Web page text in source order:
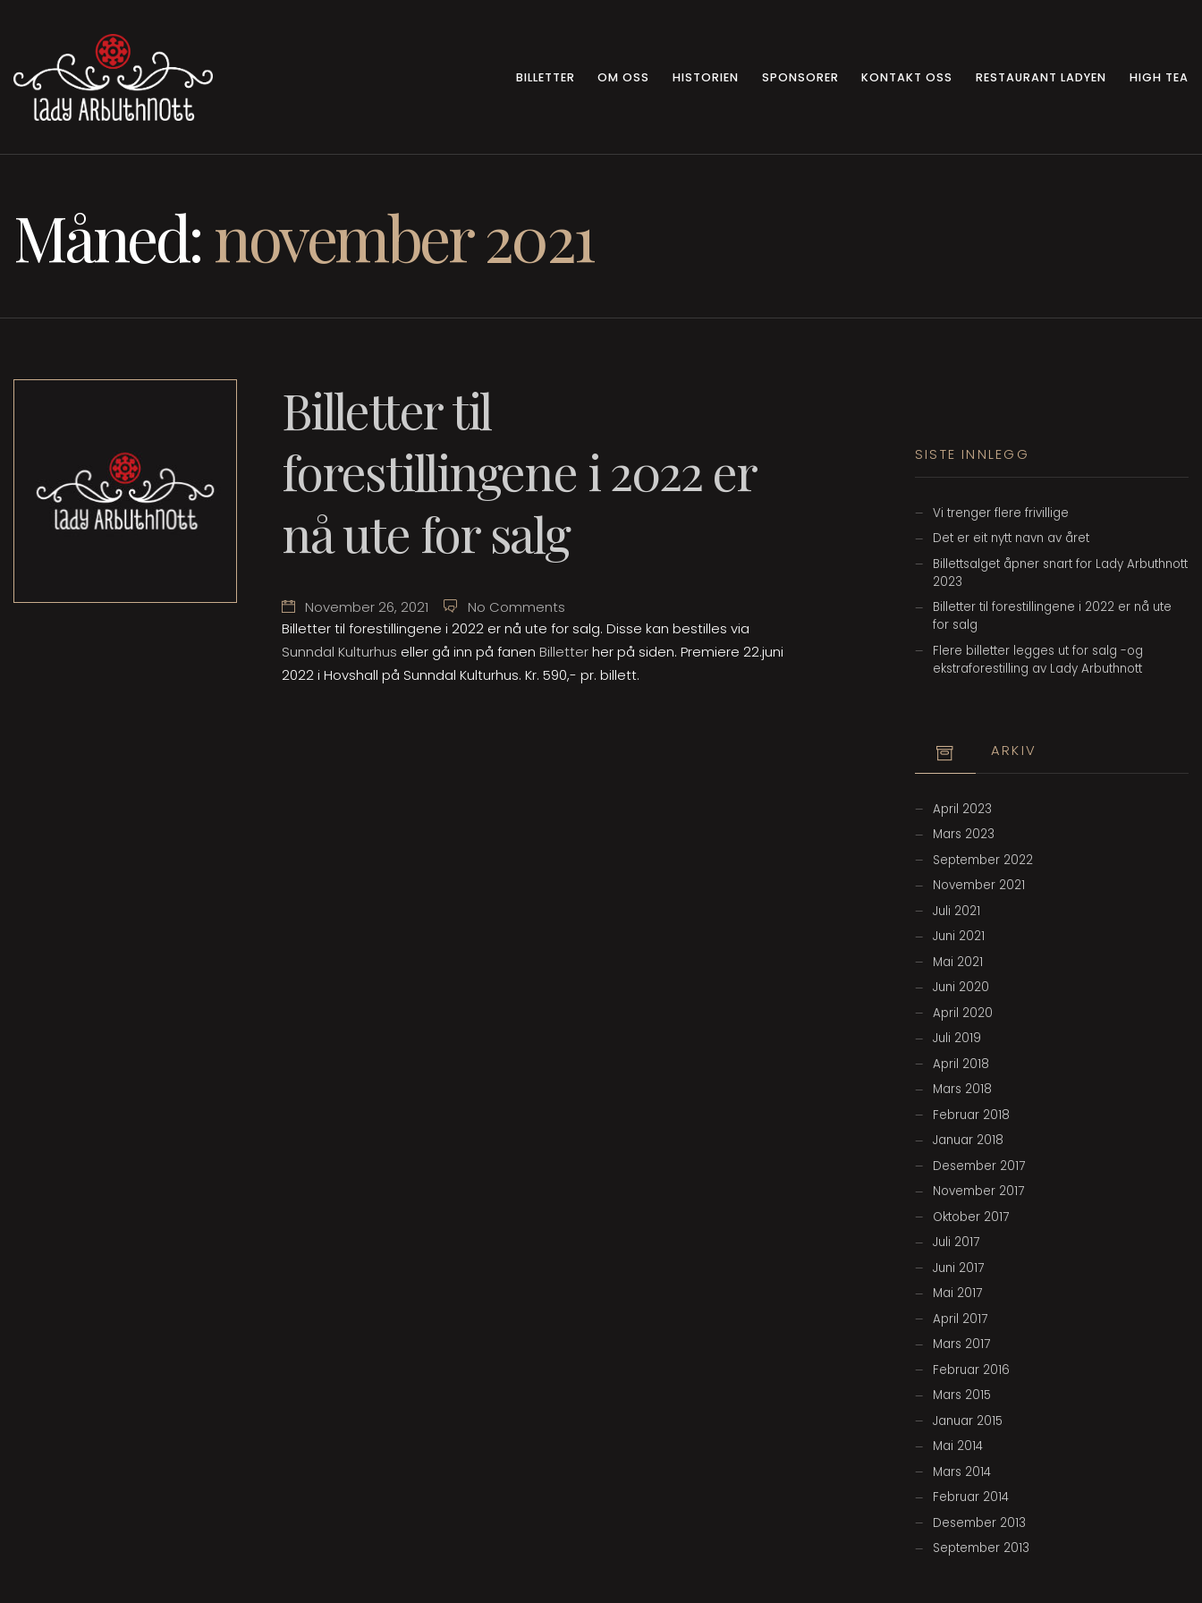
BILLETTER OM OSS HISTORIEN SPONSORER KONTAKT OSS RESTAURANT LADYEN HIGH TEA
Måned:november 2021
Billetter til
forestillingene i 2022 er
nå ute for salg
November 26, 2021
No Comments
Billetter til forestillingene i 2022 er nå ute for salg. Disse kan bestilles via
Sunndal Kulturhus eller gå inn på fanen Billetterher på siden. Premiere 22.juni
2022 i Hovshall på Sunndal Kulturhus. Kr. 590,- pr. billett.
SISTE INNLEGG
Vi trenger flere frivillige
Det er eit nytt navn av året
Billettsalget åpner snart for Lady Arbuthnott
2023
Billetter til forestillingene i 2022 er nå ute
for salg
Flere billetter legges ut for salg -og
ekstraforestilling av Lady Arbuthnott
ARKIV
April 2023
Mars 2023
September 2022
November 2021
Juli 2021
Juni 2021
Mai 2021
Juni 2020
April 2020
Juli 2019
April 2018
Mars 2018
Februar 2018
Januar 2018
Desember 2017
November 2017
Oktober 2017
Juli 2017
Juni 2017
Mai 2017
April 2017
Mars 2017
Februar 2016
Mars 2015
Januar 2015
Mai 2014
Mars 2014
Februar 2014
Desember 2013
September 2013